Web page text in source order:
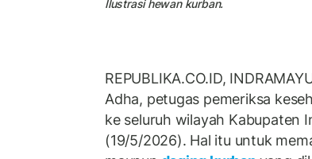
Ilustrasi hewan kurban.
REPUBLIKA.CO.ID,
Adha, petugas pemeriksa
ke seluruh wilayah Kabupaten
(19/5/2026). Hal itu untuk